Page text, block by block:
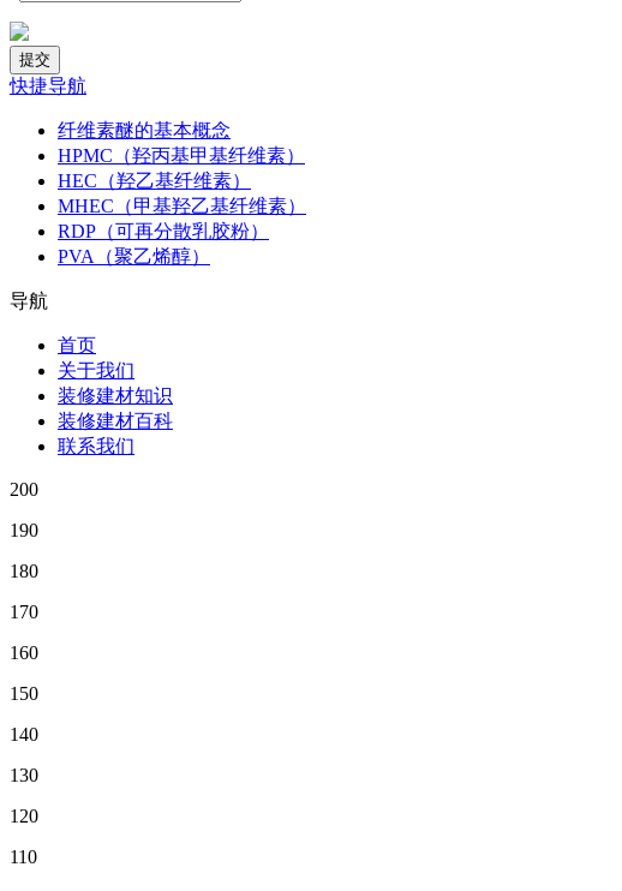
快捷导航
纤维素醚的基本概念
HPMC（羟丙基甲基纤维素）
HEC（羟乙基纤维素）
MHEC（甲基羟乙基纤维素）
RDP（可再分散乳胶粉）
PVA（聚乙烯醇）
导航
首页
关于我们
装修建材知识
装修建材百科
联系我们
200
190
180
170
160
150
140
130
120
110